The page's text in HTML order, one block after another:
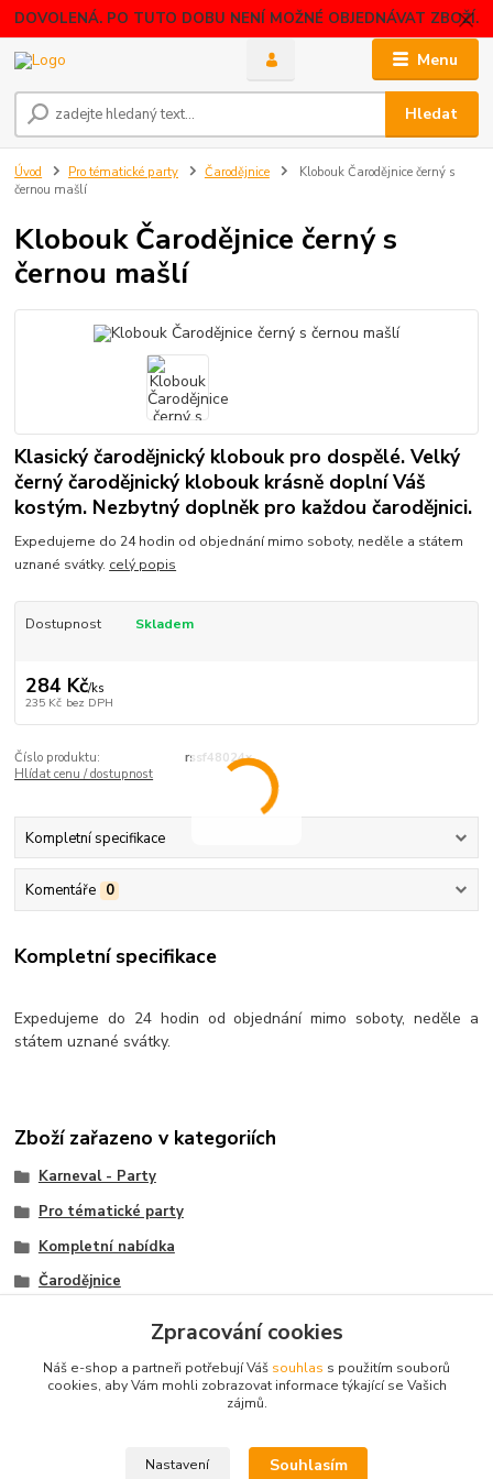
DOVOLENÁ. PO TUTO DOBU NENÍ MOŽNÉ OBJEDNÁVAT ZBOŽÍ.
Menu
Hledat
Úvod Pro tématické party Čarodějnice
Klobouk Čarodějnice černý s
černou mašlí
Klobouk Čarodějnice černý s
černou mašlí
Klasický čarodějnický klobouk pro dospělé. Velký
černý čarodějnický klobouk krásně doplní Váš
kostým. Nezbytný doplněk pro každou čarodějnici.
Expedujeme do 24 hodin od objednání mimo soboty, neděle a státem
uznané svátky. celý popis
Dostupnost Skladem
284 Kč/ks
235 Kč bez DPH
Číslo produktu:
rssf48024x
Hlídat cenu / dostupnost
Kompletní specifikace
Komentáře 0
Kompletní specifikace
Expedujeme do 24 hodin od objednání mimo soboty, neděle a
státem uznané svátky.
Zboží zařazeno v kategoriích
Karneval - Party
Pro tématické party
Kompletní nabídka
Čarodějnice
© 2003 - 2026 www.darkyvbrne.cz
Zpracování cookies
Náš e-shop a partneři potřebují Váš souhlas s použitím souborů
cookies, aby Vám mohli zobrazovat informace týkající se Vašich
zájmů.
Nastavení Souhlasím